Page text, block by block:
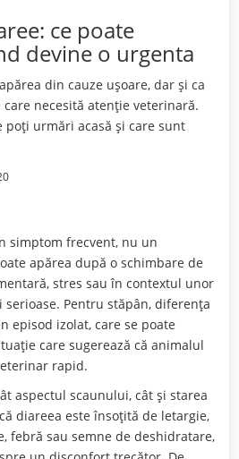
ce poate
devine o urgenta
din cauze ușoare, dar și ca
necesită atenție veterinară.
poți urmări acasă și care sunt
simptom frecvent, nu un
apărea după o schimbare de
stres sau în contextul unor
Pentru stăpân, diferența
episod izolat, care se poate
care sugerează că animalul
rapid.
aspectul scaunului, cât și starea
diareea este însoțită de letargie,
febră sau semne de deshidratare,